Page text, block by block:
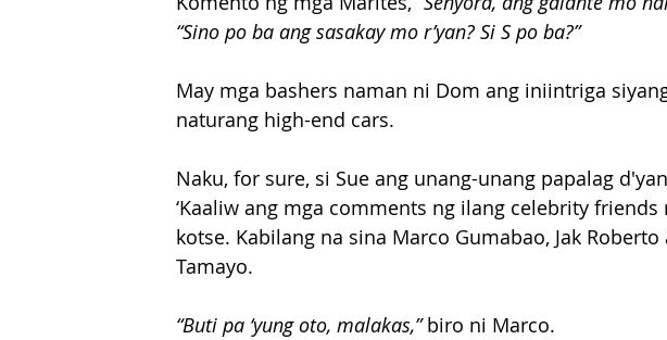
“Sino po ba ang sasakay mo r’yan? Si S po ba?”
May mga bashers naman ni Dom ang iniintriga
naturang high-end cars.
Naku, for sure, si Sue ang unang-unang papalag
‘Kaaliw ang mga comments ng ilang celebrity
kotse. Kabilang na sina Marco Gumabao, Jak
Tamayo.
“Buti pa ‘yung oto, malakas,” biro ni Marco.